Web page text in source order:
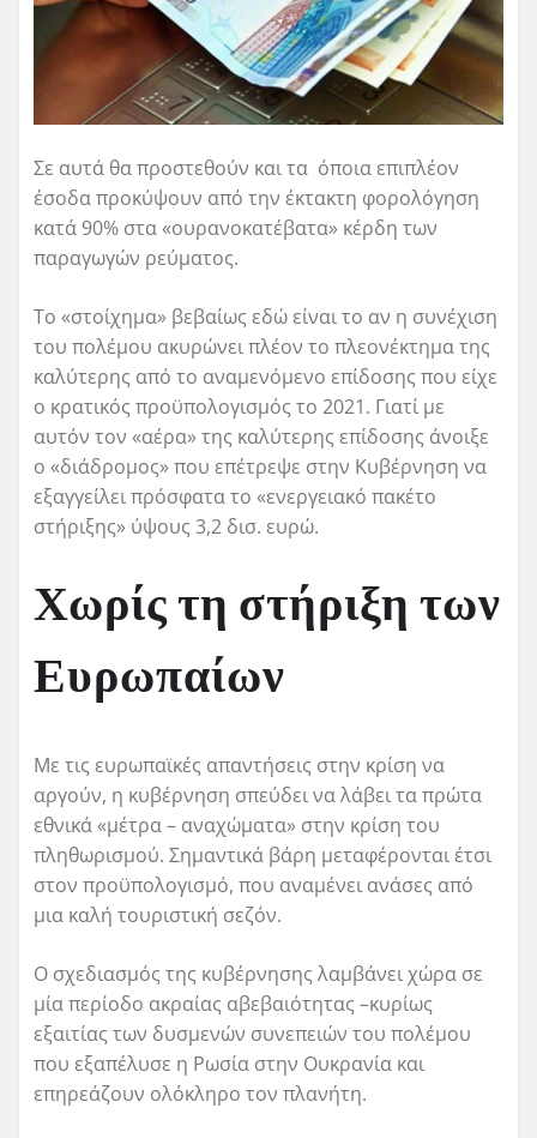
Σε αυτά θα προστεθούν και τα όποια επιπλέον
έσοδα προκύψουν από την έκτακτη φορολόγηση
κατά 90% στα «ουρανοκατέβατα» κέρδη των
παραγωγών ρεύματος.
Το «στοίχημα» βεβαίως εδώ είναι το αν η συνέχιση
του πολέμου ακυρώνει πλέον το πλεονέκτημα της
καλύτερης από το αναμενόμενο επίδοσης που είχε
ο κρατικός προϋπολογισμός το 2021. Γιατί με
αυτόν τον «αέρα» της καλύτερης επίδοσης άνοιξε
ο «διάδρομος» που επέτρεψε στην Κυβέρνηση να
εξαγγείλει πρόσφατα το «ενεργειακό πακέτο
στήριξης» ύψους 3,2 δισ. ευρώ.
Χωρίς τη στήριξη των
Ευρωπαίων
Με τις ευρωπαϊκές απαντήσεις στην κρίση να
αργούν, η κυβέρνηση σπεύδει να λάβει τα πρώτα
εθνικά «μέτρα – αναχώματα» στην κρίση του
πληθωρισμού. Σημαντικά βάρη μεταφέρονται έτσι
στον προϋπολογισμό, που αναμένει ανάσες από
μια καλή τουριστική σεζόν.
Ο σχεδιασμός της κυβέρνησης λαμβάνει χώρα σε
μία περίοδο ακραίας αβεβαιότητας –κυρίως
εξαιτίας των δυσμενών συνεπειών του πολέμου
που εξαπέλυσε η Ρωσία στην Ουκρανία και
επηρεάζουν ολόκληρο τον πλανήτη.